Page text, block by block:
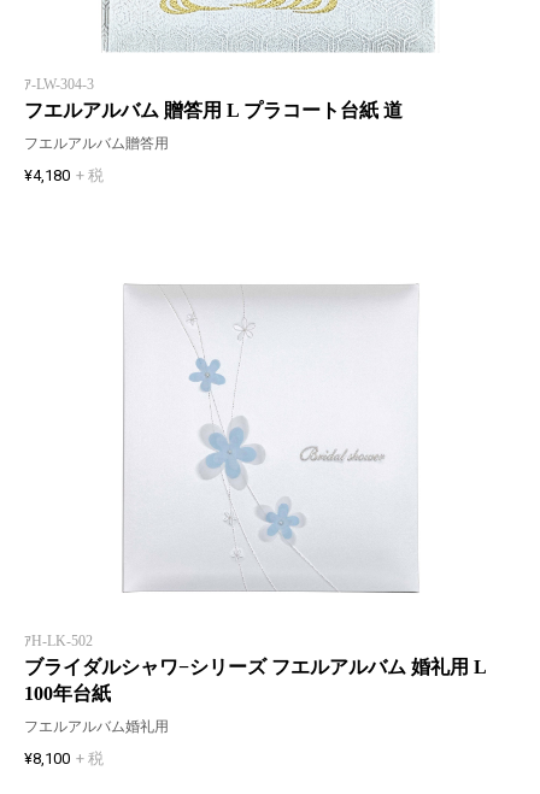
ｱ-LW-304-3
フエルアルバム 贈答用 L プラコート台紙 道
フエルアルバム贈答用
¥4,180 + 税
ｱH-LK-502
ブライダルシャワ−シリーズ フエルアルバム 婚礼用 L
100年台紙
フエルアルバム婚礼用
¥8,100 + 税